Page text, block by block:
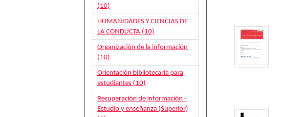
(10)
HUMANIDADES Y CIENCIAS DE
LA CONDUCTA (10)
Organización de la información
(10)
Orientación bibliotecaria para
estudiantes (10)
Recuperación de información -
Estudio y enseñanza (Superior)